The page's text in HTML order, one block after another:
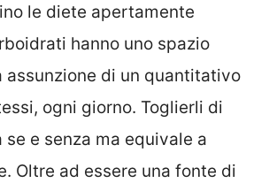
le diete apertamente
hanno uno spazio
assunzione di un quantitativo
ogni giorno. Toglierli di
se e senza ma equivale a
Oltre ad essere una fonte di